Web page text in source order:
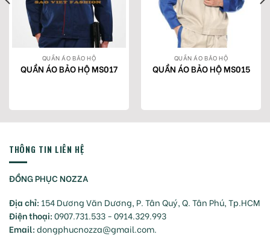
QUẦN ÁO BẢO HỘ
QUẦN ÁO BẢO HỘ MS017
QUẦN ÁO BẢO HỘ
QUẦN ÁO BẢO HỘ MS015
THÔNG TIN LIÊN HỆ
ĐỒNG PHỤC NOZZA
Địa chỉ: 154 Dương Văn Dương, P. Tân Quý, Q. Tân Phú, Tp.HCM
Điện thoại:0907.731.533 - 0914.329.993
Email:dongphucnozza@gmail.com.